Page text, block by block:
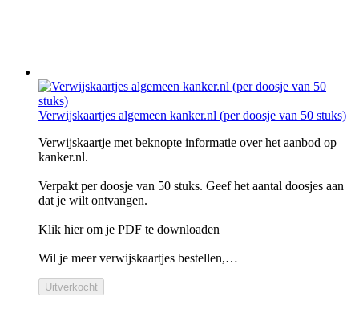
Verwijskaartjes algemeen kanker.nl (per doosje van 50 stuks)
Verwijskaartje met beknopte informatie over het aanbod op
kanker.nl.
Verpakt per doosje van 50 stuks. Geef het aantal doosjes aan
dat je wilt ontvangen.
Klik hier om je PDF te downloaden
Wil je meer verwijskaartjes bestellen,…
Uitverkocht